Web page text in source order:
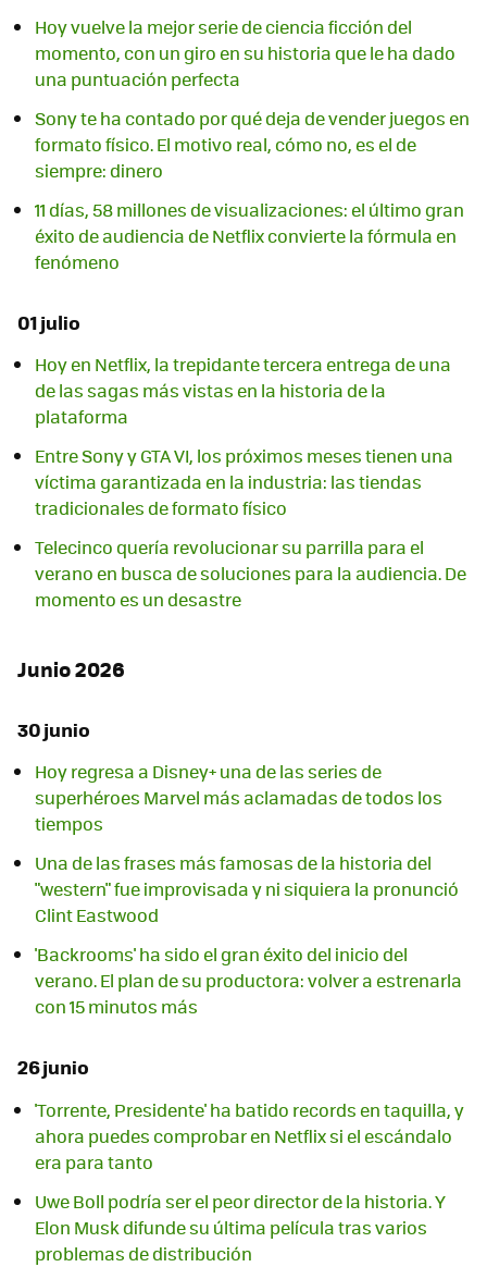
Hoy vuelve la mejor serie de ciencia ficción del
momento, con un giro en su historia que le ha dado
una puntuación perfecta
Sony te ha contado por qué deja de vender juegos en
formato físico. El motivo real, cómo no, es el de
siempre: dinero
11 días, 58 millones de visualizaciones: el último gran
éxito de audiencia de Netflix convierte la fórmula en
fenómeno
01 julio
Hoy en Netflix, la trepidante tercera entrega de una
de las sagas más vistas en la historia de la
plataforma
Entre Sony y GTA VI, los próximos meses tienen una
víctima garantizada en la industria: las tiendas
tradicionales de formato físico
Telecinco quería revolucionar su parrilla para el
verano en busca de soluciones para la audiencia. De
momento es un desastre
Junio 2026
30 junio
Hoy regresa a Disney+ una de las series de
superhéroes Marvel más aclamadas de todos los
tiempos
Una de las frases más famosas de la historia del
"western" fue improvisada y ni siquiera la pronunció
Clint Eastwood
'Backrooms' ha sido el gran éxito del inicio del
verano. El plan de su productora: volver a estrenarla
con 15 minutos más
26 junio
'Torrente, Presidente' ha batido records en taquilla, y
ahora puedes comprobar en Netflix si el escándalo
era para tanto
Uwe Boll podría ser el peor director de la historia. Y
Elon Musk difunde su última película tras varios
problemas de distribución